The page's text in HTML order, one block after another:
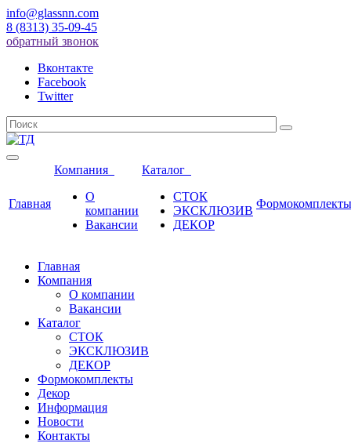
info@glassnn.com
8 (8313) 35-09-45
обратный звонок
Вконтакте
Facebook
Twitter
Главная
Компания
О
компании
Вакансии
Каталог
СТОК
ЭКСКЛЮЗИВ
ДЕКОР
Формокомплекты
Главная
Компания
О компании
Вакансии
Каталог
СТОК
ЭКСКЛЮЗИВ
ДЕКОР
Формокомплекты
Декор
Информация
Новости
Контакты